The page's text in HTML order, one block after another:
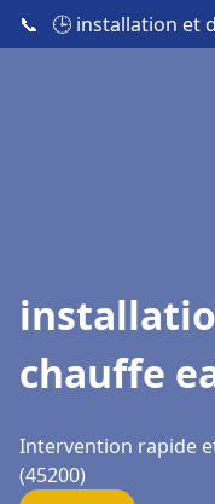
📞 🕒 installation et
chauffe
Intervention rapide
(45200)